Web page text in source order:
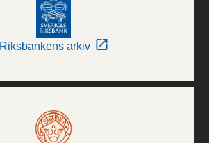
Riksbankens arkiv